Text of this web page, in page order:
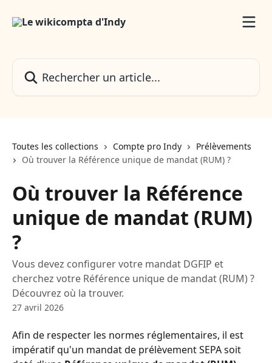
Toutes les collections Compte pro Indy
Prélèvements
Où trouver la Référence unique de mandat (RUM) ?
Où trouver la Référence
unique de mandat (RUM)
?
Vous devez configurer votre mandat DGFIP et
cherchez votre Référence unique de mandat (RUM) ?
Découvrez où la trouver.
27 avril 2026
Afin de respecter les normes réglementaires, il est
impératif qu'un mandat de prélèvement SEPA soit